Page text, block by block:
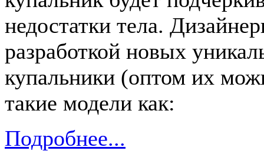
недостатки тела.
разработкой новых
купальники (оптом их
такие модели как:
Подробнее...